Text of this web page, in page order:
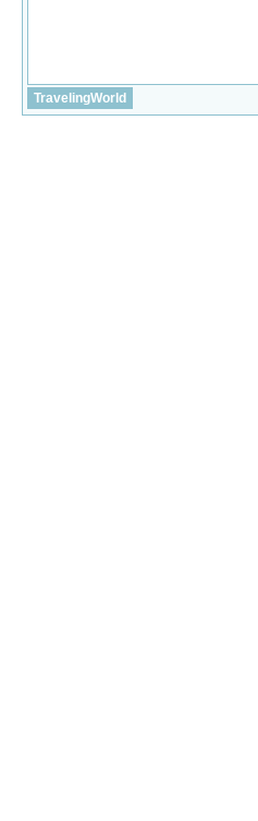
TravelingWorld